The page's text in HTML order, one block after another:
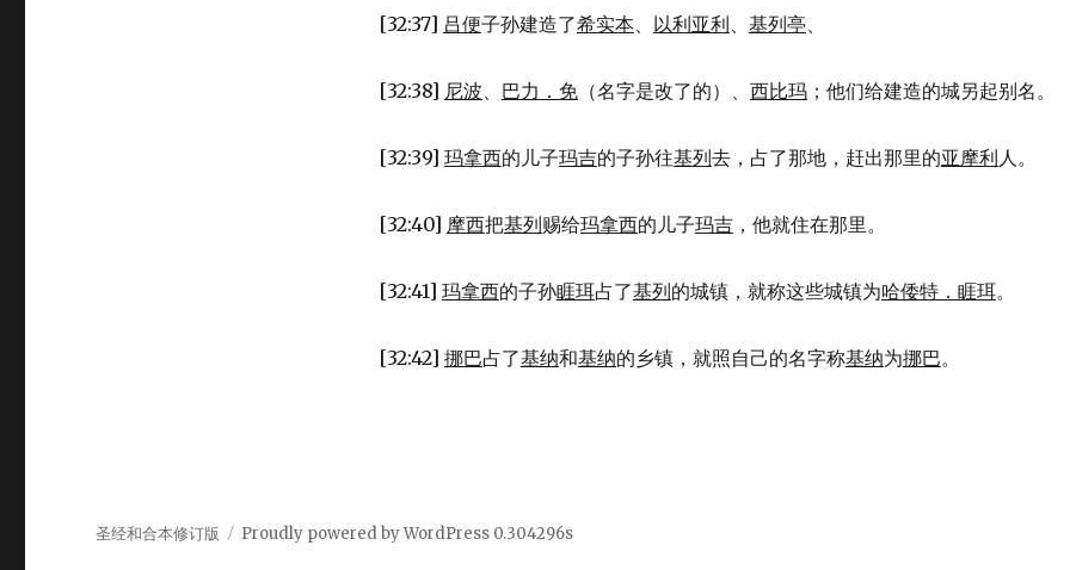
[32:37] 吕便子孙建造了希实本、 以利亚利、 基列亭、
[32:38] 尼波、 巴力．免（名字是改了的）、 西比玛；他们给建造的城另起别名。
[32:39] 玛拿西的儿子玛吉的子孙往基列去，占了那地，赶出那里的亚摩利人。
[32:40] 摩西把基列赐给玛拿西的儿子玛吉，他就住在那里。
[32:41] 玛拿西的子孙睚珥占了基列的城镇，就称这些城镇为哈倭特．睚珥。
[32:42] 挪巴占了基纳和基纳的乡镇，就照自己的名字称基纳为挪巴。
圣经和合本修订版 Proudly powered by WordPress 0.304296s